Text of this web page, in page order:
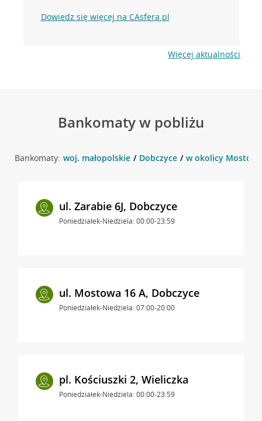
Dowiedz się więcej na CAsfera.pl
Więcej aktualności
Bankomaty w pobliżu
Bankomaty: woj. małopolskie Dobczyce w okolicy
ul. Zarabie 6J, Dobczyce
Poniedziałek-Niedziela: 00:00-23:59
ul. Mostowa 16 A, Dobczyce
Poniedziałek-Niedziela: 07:00-20:00
pl. Kościuszki 2, Wieliczka
Poniedziałek-Niedziela: 00:00-23:59